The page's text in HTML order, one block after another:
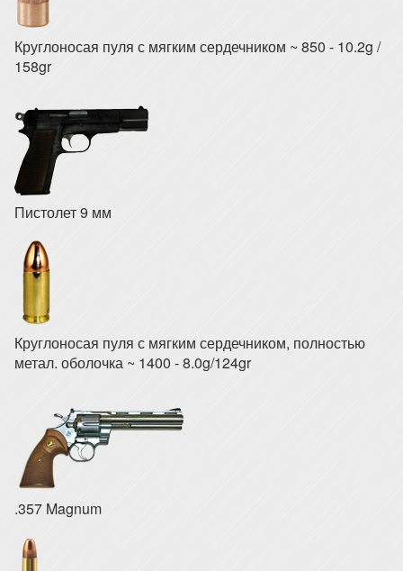
Круглоносая пуля с мягким сердечником ~ 850 - 10.2g /
158gr
Пистолет 9 мм
Круглоносая пуля с мягким сердечником, полностью
метал. оболочка ~ 1400 - 8.0g/124gr
.357 Magnum